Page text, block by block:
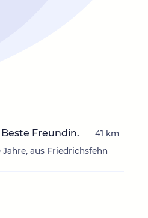
Freundin.
Jahre, aus Friedrichsfehn
41 km